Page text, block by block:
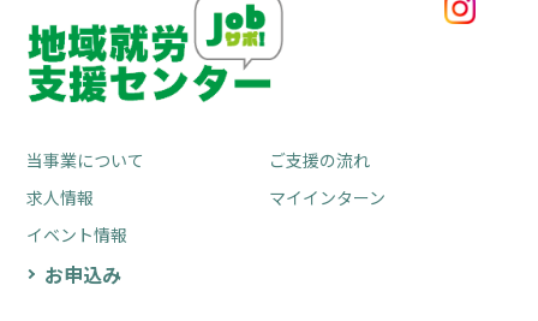
当事業について
ご支援の流れ
求人情報
マイインターン
イベント情報
お申込み